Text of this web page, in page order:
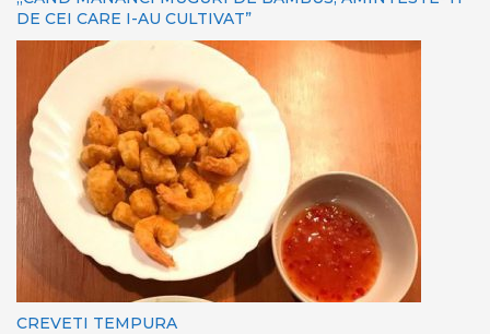
DE CEI CARE I-AU CULTIVAT”
CREVETI TEMPURA